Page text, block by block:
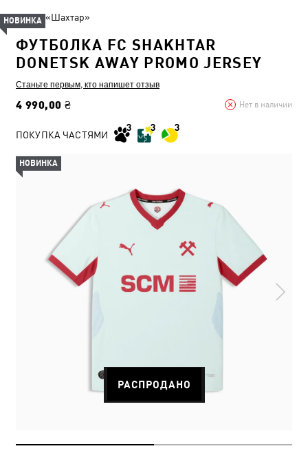
ФК «Шахтар»
ФУТБОЛКА FC SHAKHTAR
DONETSK AWAY PROMO JERSEY
Станьте первым, кто напишет отзыв
4 990,00 ₴ Нет в наличии
НОВИНКА
ПОКУПКА ЧАСТЯМИ
РАСПРОДАНО
НОВИНКА